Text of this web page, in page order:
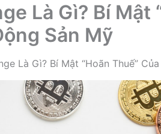
Là Gì? Bí Mật
Sản Mỹ
Là Gì? Bí Mật “Hoãn Thuế”